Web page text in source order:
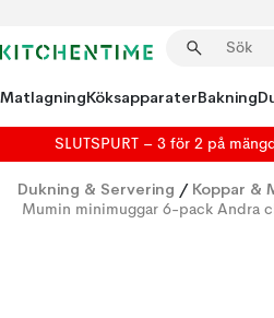
MatlagningKöksapparaterBakning
SLUTSPURT – 3 för 2 på
Dukning & Servering / Koppar &
Mumin minimuggar 6-pack Andra